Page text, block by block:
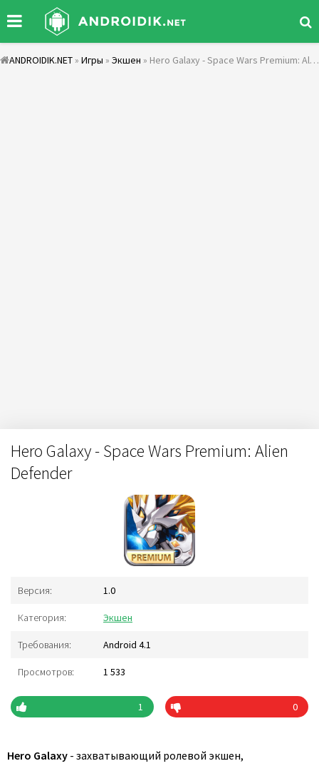
ANDROIDIK.NET » Игры » Экшен » Hero Galaxy - Space Wars Premium: Alien Defender
Hero Galaxy - Space Wars Premium: Alien
Defender
Версия: 1.0
Категория: Экшен
Требования: Android 4.1
Просмотров: 1 533
1 0
Hero Galaxy - захватывающий ролевой экшен,